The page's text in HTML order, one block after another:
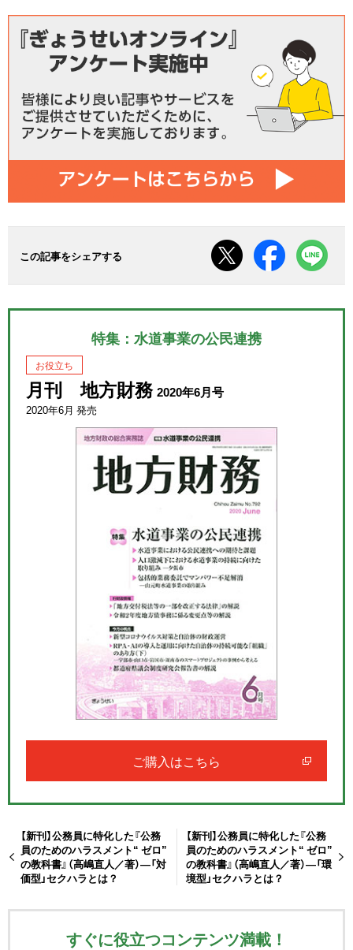
この記事をシェアする
特集：水道事業の公民連携
お役立ち
月刊 地方財務 2020年6月号
2020年6月 発売
ご購入はこちら
【新刊】公務員に特化した『公務
員のためのハラスメント“ ゼロ”
の教科書』（高嶋直人／著）―「対
価型」セクハラとは？
【新刊】公務員に特化した『公務
員のためのハラスメント“ ゼロ”
の教科書』（高嶋直人／著）―「環
境型」セクハラとは？
すぐに役立つコンテンツ満載！